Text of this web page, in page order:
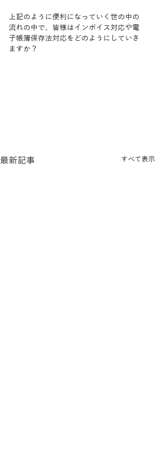
上記のように便利になっていく世の中の
流れの中で、皆様はインボイス対応や電
子帳簿保存法対応をどのようにしていき
ますか？
最新記事 すべて表示